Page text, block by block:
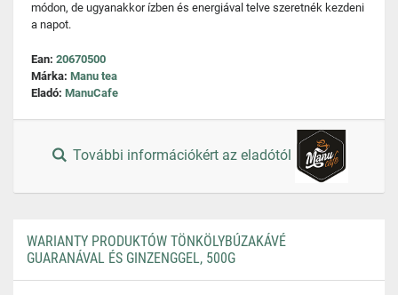
módon, de ugyanakkor ízben és energiával telve szeretnék kezdeni
a napot.
Ean: 20670500
Márka: Manu tea
Eladó: ManuCafe
További információkért az eladótól
WARIANTY PRODUKTÓW TÖNKÖLYBÚZAKÁVÉ
GUARANÁVAL ÉS GINZENGGEL, 500G